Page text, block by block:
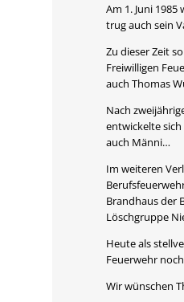
Am 1. Juni
trug auch sein
Zu dieser Zeit
Freiwilligen
auch Thomas
Nach
entwickelte
auch Männi…
Im weiteren
Brandhaus der
Löschgruppe
Heute als
Feuerwehr
Wir wünschen